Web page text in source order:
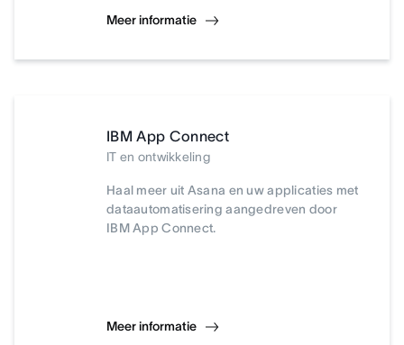
Meer informatie
IBM App Connect
IT en ontwikkeling
Haal meer uit Asana en uw applicaties met
dataautomatisering aangedreven door
IBM App Connect.
Meer informatie